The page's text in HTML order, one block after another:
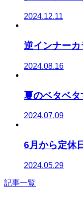
2024.12.11
逆インナーカ
2024.08.16
夏のベタベタ
2024.07.09
6月から定休
2024.05.29
記事一覧